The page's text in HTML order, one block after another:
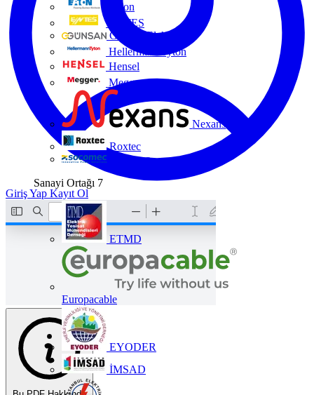
Eaton
ENTES
Günsan Elektrik
HellermannTyton
Hensel
Megger
Nexans
Roxtec
Socomec
Sanayi Ortağı 7
ETMD
Europacable
EYODER
İMSAD
Giriş Yap Kayıt Ol